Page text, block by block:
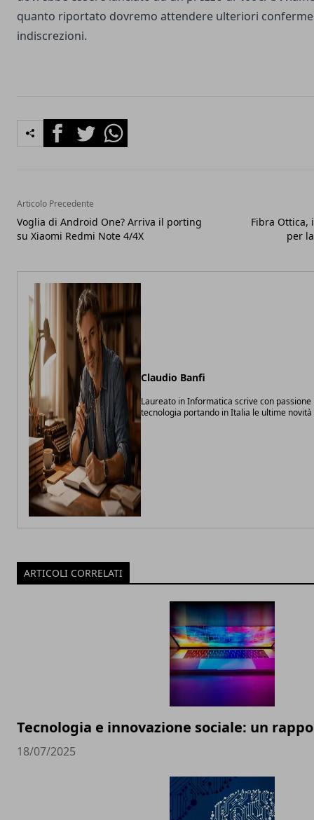
quanto riportato dovremo attendere ulteriori
indiscrezioni.
FacebookTwitterWhatsapp
Articolo Precedente
Voglia di Android One? Arriva il porting
su Xiaomi Redmi Note 4/4X
Fibra Ottica,
per
Claudio Banfi
Laureato in Informatica scrive con
tecnologia portando in Italia le ultime novità
ARTICOLI CORRELATI
Tecnologia e innovazione sociale: un
18/07/2025